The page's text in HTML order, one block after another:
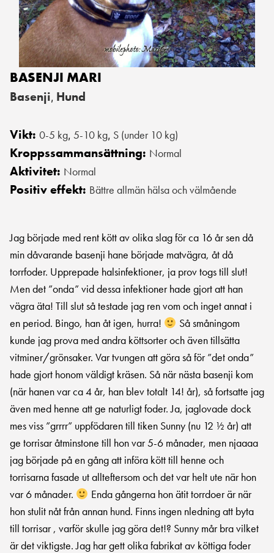
BASENJI MARI
Basenji, Hund
Vikt: 0-5 kg, 5-10 kg, S (under 10 kg)
Kroppssammansättning: Normal
Aktivitet: Normal
Positiv effekt: Bättre allmän hälsa och välmående
Jag började med rent kött av olika slag för ca 16 år sen då
min dåvarande basenji hane började matvägra, åt då
torrfoder. Upprepade halsinfektioner, ja prov togs till slut!
Men det ”onda” vid dessa infektioner hade gjort att han
vägra äta! Till slut så testade jag ren vom och inget annat i
en period. Bingo, han åt igen, hurra!
Så småningom
kunde jag prova med andra köttsorter och även tillsätta
vitminer/grönsaker. Var tvungen att göra så för ”det onda”
hade gjort honom väldigt kräsen. Så när nästa basenji kom
(när hanen var ca 4 år, han blev totalt 14! år), så fortsatte jag
även med henne att ge naturligt foder. Ja, jaglovade dock
mes viss ”grrrr” uppfödaren till tiken Sunny (nu 12 ½ år) att
ge torrisar åtminstone till hon var 5-6 månader, men njaaaa
jag började på en gång att införa kött till henne och
torrisarna fasade ut allteftersom och det var helt ute när hon
var 6 månader.
Enda gångerna hon ätit torrdoer är när
hon stulit nåt från annan hund. Finns ingen nledning att byta
till torrisar , varför skulle jag göra det!? Sunny mår bra vilket
är det viktigste. Jag har gett olika fabrikat av köttiga foder